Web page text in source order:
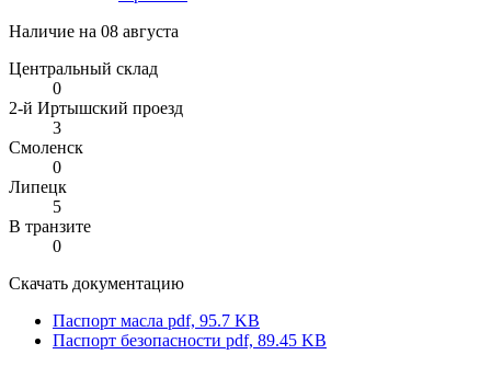
Наличие на 08 августа
Центральный склад
0
2-й Иртышский проезд
3
Смоленск
0
Липецк
5
В транзите
0
Скачать документацию
Паспорт масла pdf, 95.7 KB
Паспорт безопасности pdf, 89.45 KB